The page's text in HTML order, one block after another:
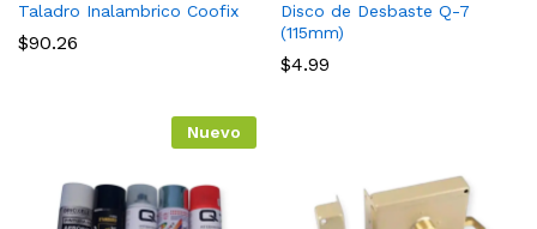
Taladro Inalambrico Coofix
$90.26
Disco de Desbaste Q-7
(115mm)
$4.99
Nuevo